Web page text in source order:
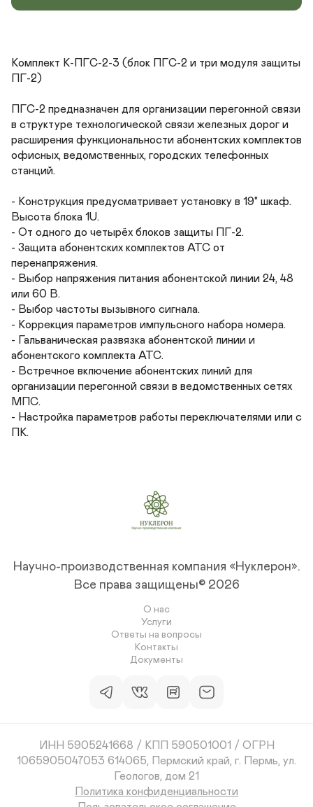
Комплект К-ПГС-2-3 (блок ПГС-2 и три модуля защиты
ПГ-2)
ПГС-2 предназначен для организации перегонной связи
в структуре технологической связи железных дорог и
расширения функциональности абонентских комплектов
офисных, ведомственных, городских телефонных
станций.
- Конструкция предусматривает установку в 19" шкаф.
Высота блока 1U.
- От одного до четырёх блоков защиты ПГ-2.
- Защита абонентских комплектов АТС от
перенапряжения.
- Выбор напряжения питания абонентской линии 24, 48
или 60 В.
- Выбор частоты вызывного сигнала.
- Коррекция параметров импульсного набора номера.
- Гальваническая развязка абонентской линии и
абонентского комплекта АТС.
- Встречное включение абонентских линий для
организации перегонной связи в ведомственных сетях
МПС.
- Настройка параметров работы переключателями или с
ПК.
Научно-производственная компания «Нуклерон».
Все права защищены© 2026
О нас
Услуги
Ответы на вопросы
Контакты
Документы
ИНН 5905241668 / КПП 590501001 / ОГРН
1065905047053 614065, Пермский край, г. Пермь, ул.
Геологов, дом 21
Политика конфиденциальности